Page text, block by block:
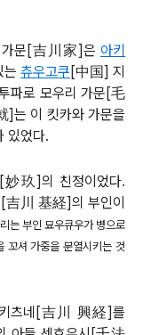
가문[吉川家]은 아키
는 츄우고쿠 [中国] 지
파로 모우리 가문[毛
]는 이 킷카와 가문을
있었다.
妙玖]의 친정이었다.
吉川 基経]의 부인이
는 부인 묘우큐우가 병으로
꼬셔 가중을 분열시키는 것
키츠네[吉川 興経]를